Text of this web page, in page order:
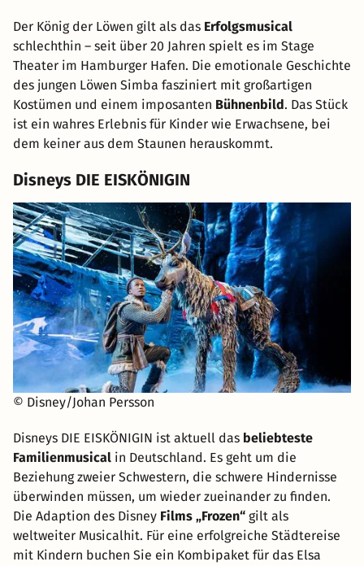
Der König der Löwen gilt als das Erfolgsmusical
schlechthin – seit über 20 Jahren spielt es im Stage
Theater im Hamburger Hafen. Die emotionale Geschichte
des jungen Löwen Simba fasziniert mit großartigen
Kostümen und einem imposanten Bühnenbild. Das Stück
ist ein wahres Erlebnis für Kinder wie Erwachsene, bei
dem keiner aus dem Staunen herauskommt.
Disneys DIE EISKÖNIGIN
© Disney/Johan Persson
Disneys DIE EISKÖNIGIN ist aktuell das beliebteste
Familienmusical in Deutschland. Es geht um die
Beziehung zweier Schwestern, die schwere Hindernisse
überwinden müssen, um wieder zueinander zu finden.
Die Adaption des Disney Films „Frozen“ gilt als
weltweiter Musicalhit. Für eine erfolgreiche Städtereise
mit Kindern buchen Sie ein Kombipaket für das Elsa